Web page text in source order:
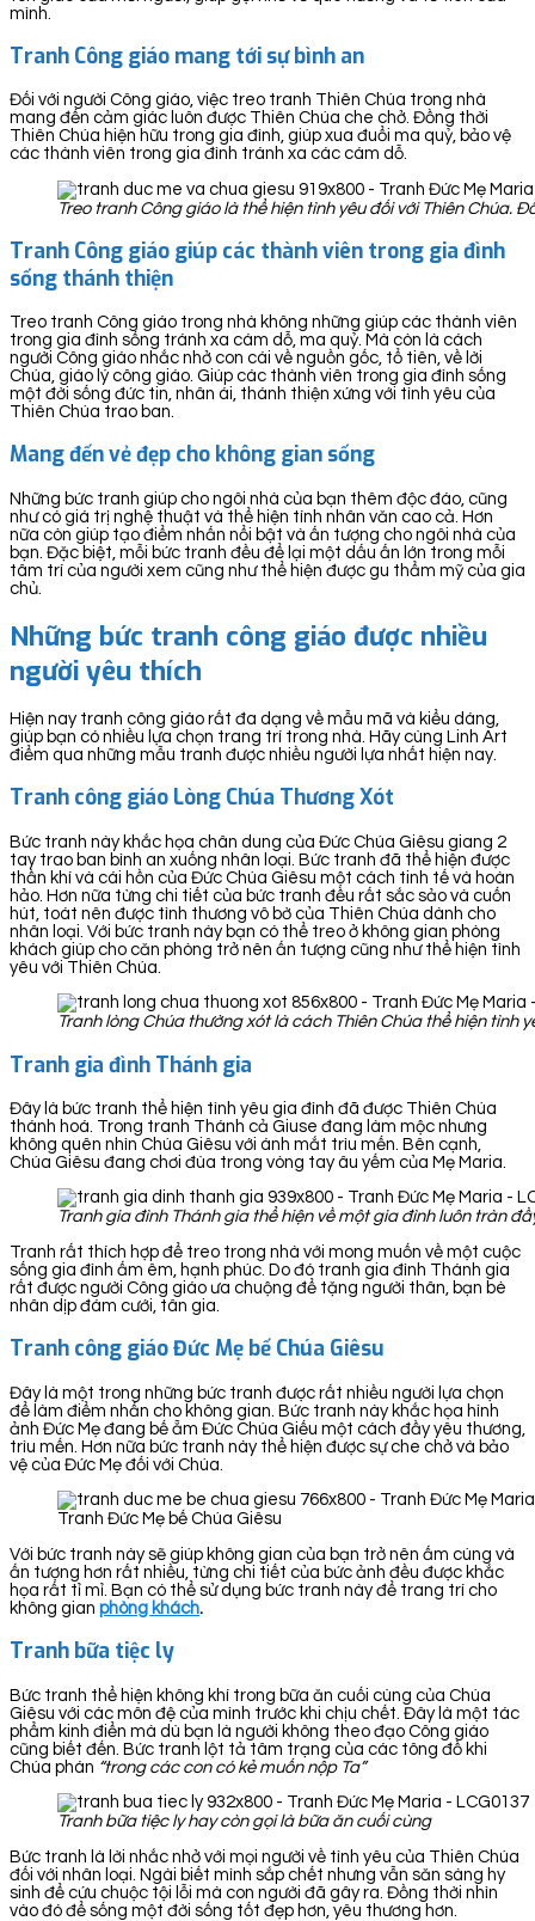
mình.
Tranh Công giáo mang tới sự bình an
Đối với người Công giáo, việc treo tranh Thiên Chúa trong nhà
mang đến cảm giác luôn được Thiên Chúa che chở. Đồng thời
Thiên Chúa hiện hữu trong gia đình, giúp xua đuổi ma quỷ, bảo vệ
các thành viên trong gia đình tránh xa các cám dỗ.
Treo tranh Công giáo là thể hiện tình yêu đối với Thiên Chúa.
Tranh Công giáo giúp các thành viên trong gia đình
sống thánh thiện
Treo tranh Công giáo trong nhà không những giúp các thành viên
trong gia đình sống tránh xa cám dỗ, ma quỷ. Mà còn là cách
người Công giáo nhắc nhở con cái về nguồn gốc, tổ tiên, về lời
Chúa, giáo lý công giáo. Giúp các thành viên trong gia đình sống
một đời sống đức tin, nhân ái, thánh thiện xứng với tình yêu của
Thiên Chúa trao ban.
Mang đến vẻ đẹp cho không gian sống
Những bức tranh giúp cho ngôi nhà của bạn thêm độc đáo, cũng
như có giá trị nghệ thuật và thể hiện tính nhân văn cao cả. Hơn
nữa còn giúp tạo điểm nhấn nổi bật và ấn tượng cho ngôi nhà của
bạn. Đặc biệt, mỗi bức tranh đều để lại một dấu ấn lớn trong mỗi
tâm trí của người xem cũng như thể hiện được gu thẩm mỹ của gia
chủ.
Những bức tranh công giáo được nhiều
người yêu thích
Hiện nay tranh công giáo rất đa dạng về mẫu mã và kiểu dáng,
giúp bạn có nhiều lựa chọn trang trí trong nhà. Hãy cùng Linh Art
điểm qua những mẫu tranh được nhiều người lựa nhất hiện nay.
Tranh công giáo Lòng Chúa Thương Xót
Bức tranh này khắc họa chân dung của Đức Chúa Giêsu giang 2
tay trao ban bình an xuống nhân loại. Bức tranh đã thể hiện được
thần khí và cái hồn của Đức Chúa Giêsu một cách tinh tế và hoàn
hảo. Hơn nữa từng chi tiết của bức tranh đều rất sắc sảo và cuốn
hút, toát nên được tình thương vô bờ của Thiên Chúa dành cho
nhân loại. Với bức tranh này bạn có thể treo ở không gian phòng
khách giúp cho căn phòng trở nên ấn tượng cũng như thể hiện tình
yêu với Thiên Chúa.
Tranh lòng Chúa thường xót là cách Thiên Chúa thể hiện tình
Tranh gia đình Thánh gia
Đây là bức tranh thể hiện tình yêu gia đình đã được Thiên Chúa
thánh hoá. Trong tranh Thánh cả Giuse đang làm mộc nhưng
không quên nhìn Chúa Giêsu với ánh mắt trìu mến. Bên cạnh,
Chúa Giêsu đang chơi đùa trong vòng tay âu yếm của Mẹ Maria.
Tranh gia đình Thánh gia thể hiện về một gia đình luôn tràn
Tranh rất thích hợp để treo trong nhà với mong muốn về một cuộc
sống gia đình ấm êm, hạnh phúc. Do đó tranh gia đình Thánh gia
rất được người Công giáo ưa chuộng để tặng người thân, bạn bè
nhân dịp đám cưới, tân gia.
Tranh công giáo Đức Mẹ bế Chúa Giêsu
Đây là một trong những bức tranh được rất nhiều người lựa chọn
để làm điểm nhấn cho không gian. Bức tranh này khắc họa hình
ảnh Đức Mẹ đang bế ẵm Đức Chúa Giếu một cách đầy yêu thương,
trìu mến. Hơn nữa bức tranh này thể hiện được sự che chở và bảo
vệ của Đức Mẹ đối với Chúa.
Tranh Đức Mẹ bế Chúa Giêsu
Với bức tranh này sẽ giúp không gian của bạn trở nên ấm cúng và
ấn tượng hơn rất nhiều, từng chi tiết của bức ảnh đều được khắc
họa rất tỉ mỉ. Bạn có thể sử dụng bức tranh này để trang trí cho
không gian phòng khách.
Tranh bữa tiệc ly
Bức tranh thể hiện không khí trong bữa ăn cuối cùng của Chúa
Giêsu với các môn đệ của mình trước khi chịu chết. Đây là một tác
phẩm kinh điển mà dù bạn là người không theo đạo Công giáo
cũng biết đến. Bức tranh lột tả tâm trạng của các tông đồ khi
Chúa phán “trong các con có kẻ muốn nộp Ta”
Tranh bữa tiệc ly hay còn gọi là bữa ăn cuối cùng
Bức tranh là lời nhắc nhở với mọi người về tình yêu của Thiên Chúa
đối với nhân loại. Ngài biết mình sắp chết nhưng vẫn săn sàng hy
sinh để cứu chuộc tội lỗi mà con người đã gây ra. Đồng thời nhìn
vào đó để sống một đời sống tốt đẹp hơn, yêu thương hơn.